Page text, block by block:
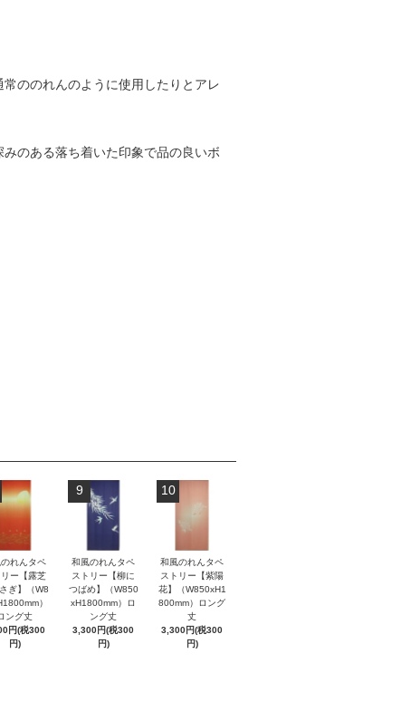
ののれんのように使用したりとアレ
のある落ち着いた印象で品の良いボ
れんタペ
リー【露芝
ぎ】（W8
）
ング丈
円(税300
円)
9
和風のれんタペ
ストリー【柳に
つばめ】（W850
xH1800mm）ロ
ング丈
3,300円(税300
円)
10
和風のれんタペ
ストリー【紫陽
花】（W850xH1
800mm）ロング
丈
3,300円(税300
円)